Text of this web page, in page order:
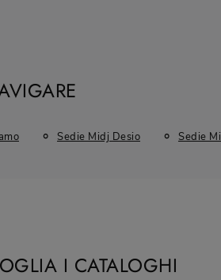
Sedie Midj Desio Sedie
I CATALOGHI